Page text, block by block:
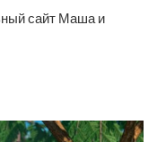
сайт Маша и